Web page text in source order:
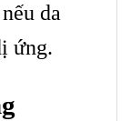
nếu da
ứng.